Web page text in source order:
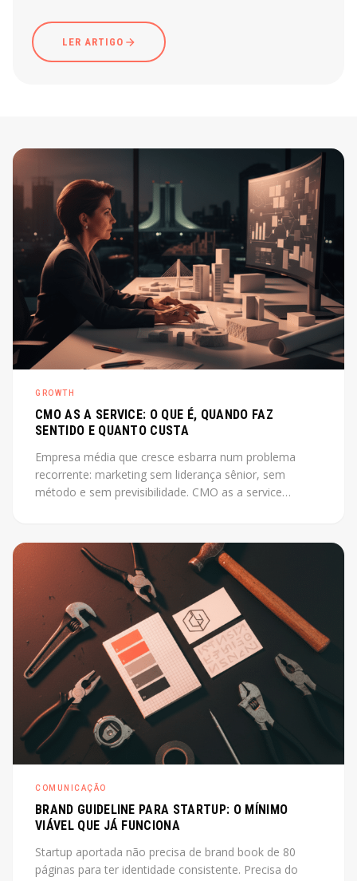
LER ARTIGO
GROWTH
CMO AS A SERVICE: O QUE É, QUANDO FAZ
SENTIDO E QUANTO CUSTA
Empresa média que cresce esbarra num problema
recorrente: marketing sem liderança sênior, sem
método e sem previsibilidade. CMO as a service
quanto custa na prática.
COMUNICAÇÃO
BRAND GUIDELINE PARA STARTUP: O MÍNIMO
VIÁVEL QUE JÁ FUNCIONA
Startup aportada não precisa de brand book de 80
páginas para ter identidade consistente. Precisa do